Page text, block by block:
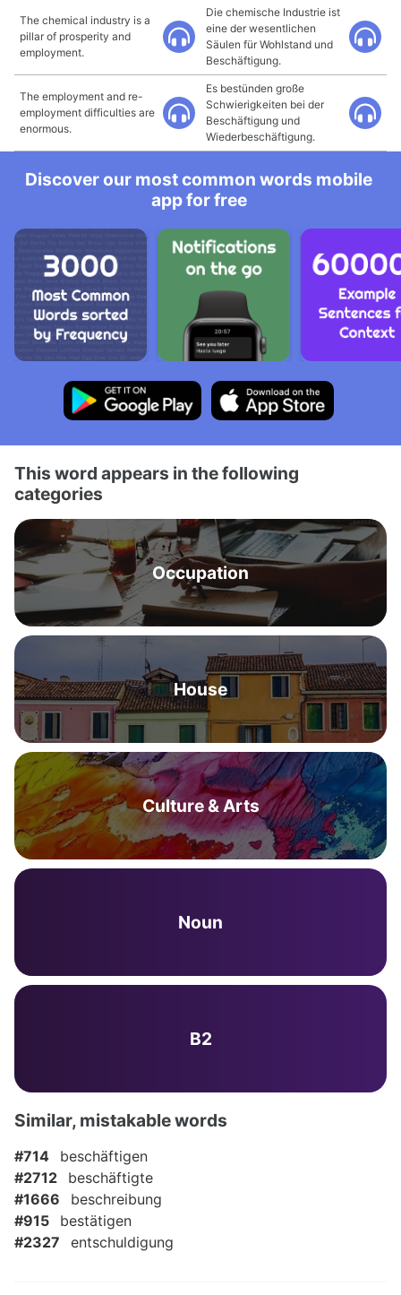
The chemical industry is a
pillar of prosperity and
employment.
Die chemische Industrie ist
eine der wesentlichen
Säulen für Wohlstand und
Beschäftigung.
The employment and re-
employment difficulties are
enormous.
Es bestünden große
Schwierigkeiten bei der
Beschäftigung und
Wiederbeschäftigung.
Discover our most common words mobile
app for free
This word appears in the following
categories
Occupation
House
Culture & Arts
Noun
B2
Similar, mistakable words
#714
beschäftigen
#2712
beschäftigte
#1666
beschreibung
#915
bestätigen
#2327
entschuldigung